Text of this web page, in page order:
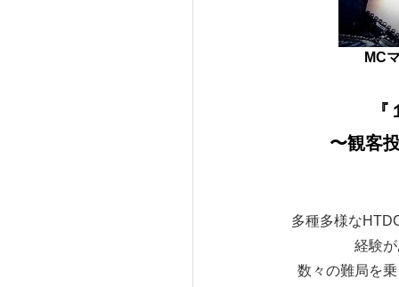
MC
〜観客
多種多様な
経験
数々の難局を